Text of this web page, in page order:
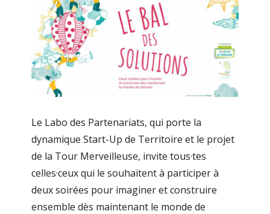
Le Labo des Partenariats, qui porte la
dynamique Start-Up de Territoire et le projet
de la Tour Merveilleuse, invite tous·tes
celles·ceux qui le souhaitent à participer à
deux soirées pour imaginer et construire
ensemble dès maintenant le monde de